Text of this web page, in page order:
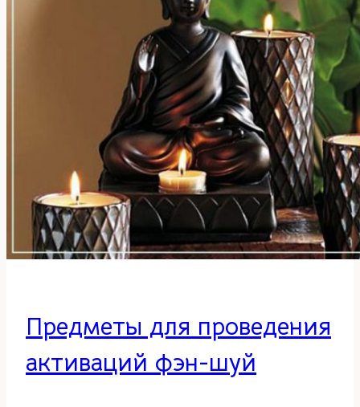
доме
по
фэн-
шуй
Предметы для проведения
активаций фэн-шуй